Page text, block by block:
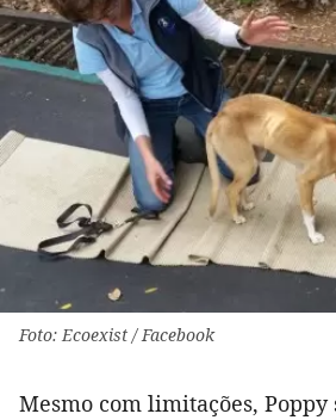
Foto: Ecoexist / Facebook
Mesmo com limitações, Poppy